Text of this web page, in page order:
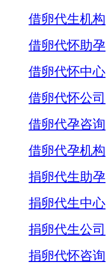
借卵代生机构
借卵代怀助孕
借卵代怀中心
借卵代怀公司
借卵代孕咨询
借卵代孕机构
捐卵代生助孕
捐卵代生中心
捐卵代生公司
捐卵代怀咨询